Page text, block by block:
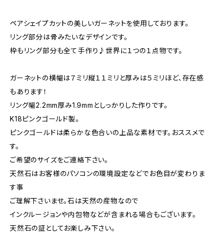
ペアシェイプカットの美しいガーネットを使用しております。
リング部分は骨みたいなデザインです。
枠もリング部分も全て手作り♪世界に１つの１点物です。
ガーネットの横幅は７ミリ縦１１ミリと厚みは５ミリほど、存在感
もあります！
リング幅2.2mm厚み1.9mmとしっかりした作りです。
K18ピンクゴールド製。
ピンクゴールドは柔らかな色合いの上品な素材です。おススメで
す。
ご希望のサイズをご連絡下さい。
天然石はお客様のパソコンの環境設定などでお色目が変わりま
す事
ご理解下さいませ。石は天然の産物なので
インクルージョンや内包物などが含まれる場合もございます。
天然石の証としてお楽しみ下さい。